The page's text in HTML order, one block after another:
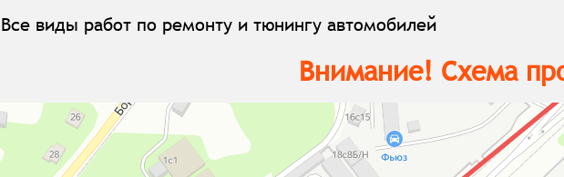
Все виды работ по ремонту и тюнингу автомобилей
Внимание! Схема